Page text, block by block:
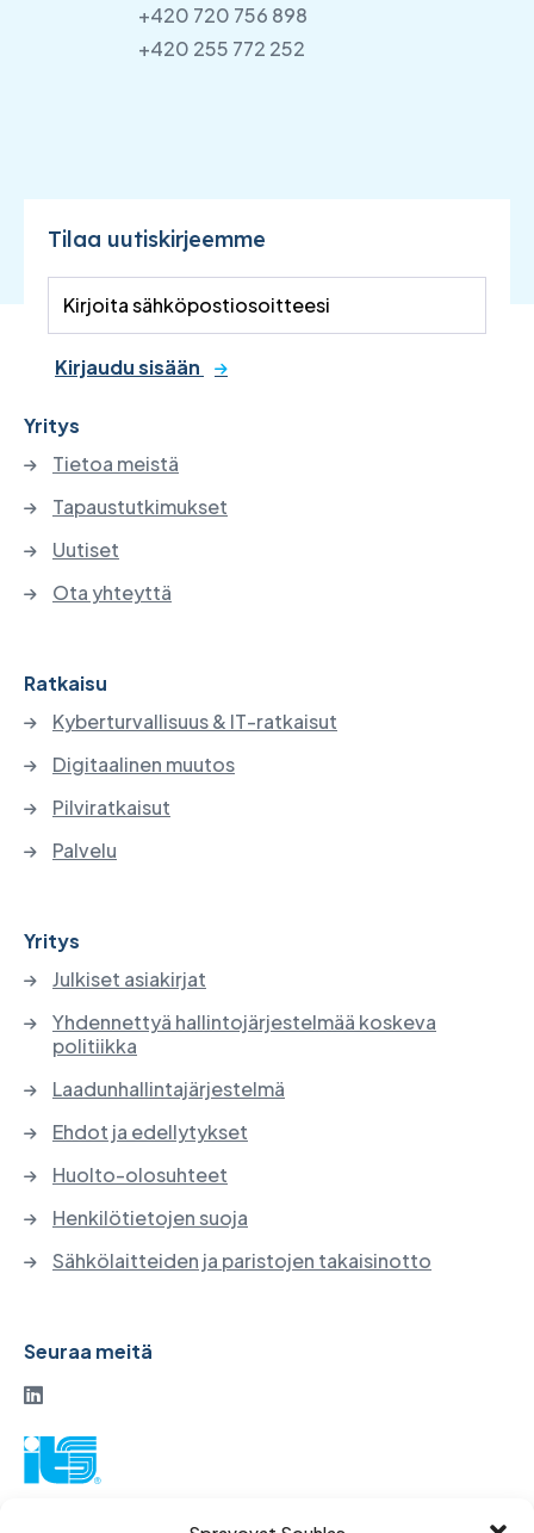
+420 720 756 898
+420 255 772 252
Tilaa uutiskirjeemme
Kirjaudu sisään
Yritys
Tietoa meistä
Tapaustutkimukset
Uutiset
Ota yhteyttä
Ratkaisu
Kyberturvallisuus & IT-ratkaisut
Digitaalinen muutos
Pilviratkaisut
Palvelu
Yritys
Julkiset asiakirjat
Yhdennettyä hallintojärjestelmää koskeva
politiikka
Laadunhallintajärjestelmä
Ehdot ja edellytykset
Huolto-olosuhteet
Henkilötietojen suoja
Sähkölaitteiden ja paristojen takaisinotto
Seuraa meitä